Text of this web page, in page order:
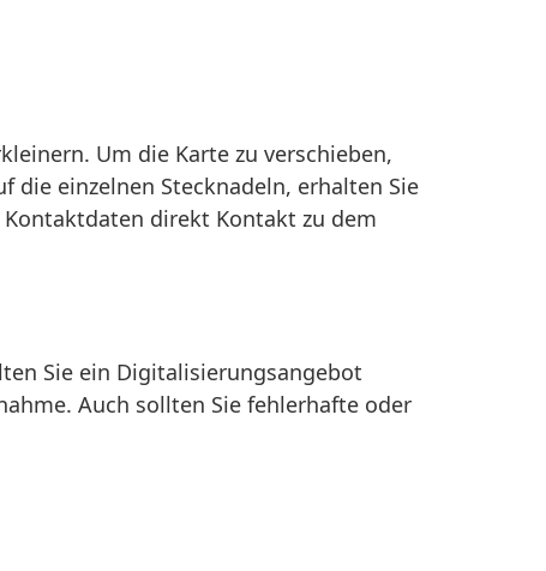
Um die Karte zu verschieben,
die einzelnen Stecknadeln, erhalten Sie
direkt Kontakt zu dem
Sie ein Digitalisierungsangebot
Auch sollten Sie fehlerhafte oder